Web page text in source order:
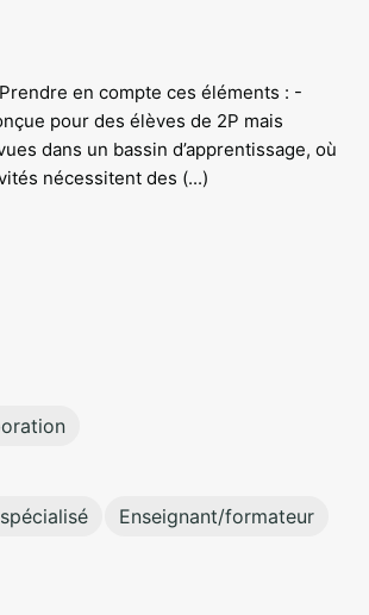
en compte ces éléments : -
pour des élèves de 2P mais
dans un bassin d’apprentissage, où
nécessitent des (...)
Enseignant/formateur